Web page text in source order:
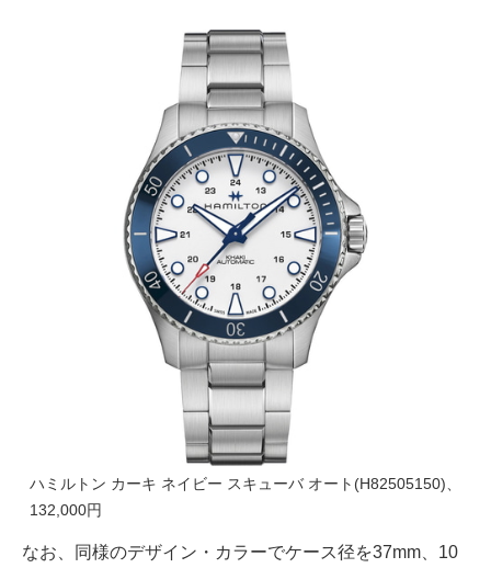
ハミルトン カーキ ネイビー スキューバ オート(H82505150)、
132,000円
なお、同様のデザイン・カラーでケース径を37mm、10